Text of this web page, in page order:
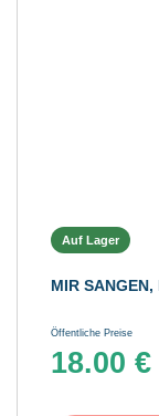
Auf Lager
MIR
Öffentliche Preise
18.00 €